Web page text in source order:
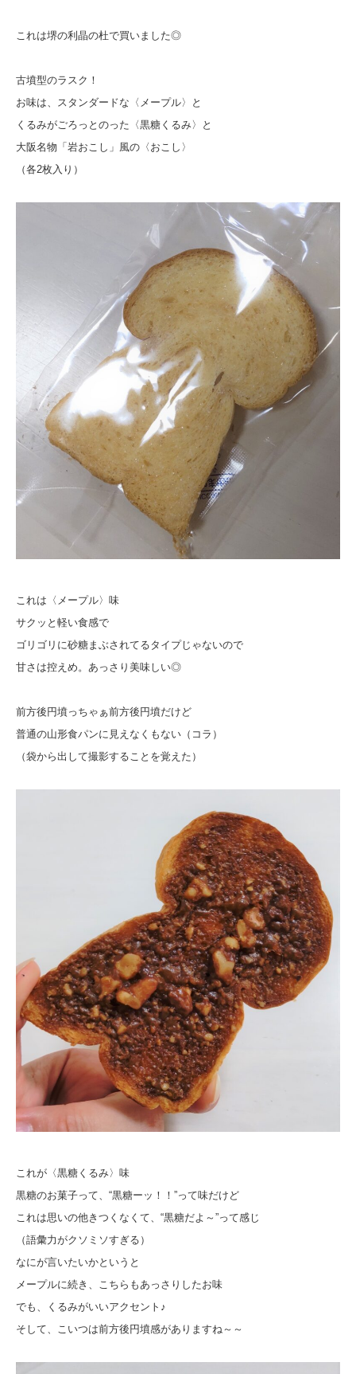
これは堺の利晶の杜で買いました◎
古墳型のラスク！
お味は、スタンダードな〈メープル〉と
くるみがごろっとのった〈黒糖くるみ〉と
大阪名物「岩おこし」風の〈おこし〉
（各2枚入り）
これは〈メープル〉味
サクッと軽い食感で
ゴリゴリに砂糖まぶされてるタイプじゃないので
甘さは控えめ。あっさり美味しい◎
前方後円墳っちゃぁ前方後円墳だけど
普通の山形食パンに見えなくもない（コラ）
（袋から出して撮影することを覚えた）
これが〈黒糖くるみ〉味
黒糖のお菓子って、“黒糖ーッ！！”って味だけど
これは思いの他きつくなくて、“黒糖だよ～”って感じ
（語彙力がクソミソすぎる）
なにが言いたいかというと
メープルに続き、こちらもあっさりしたお味
でも、くるみがいいアクセント♪
そして、こいつは前方後円墳感がありますね～～